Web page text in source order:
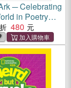
─ Celebrating
in Poetry
480